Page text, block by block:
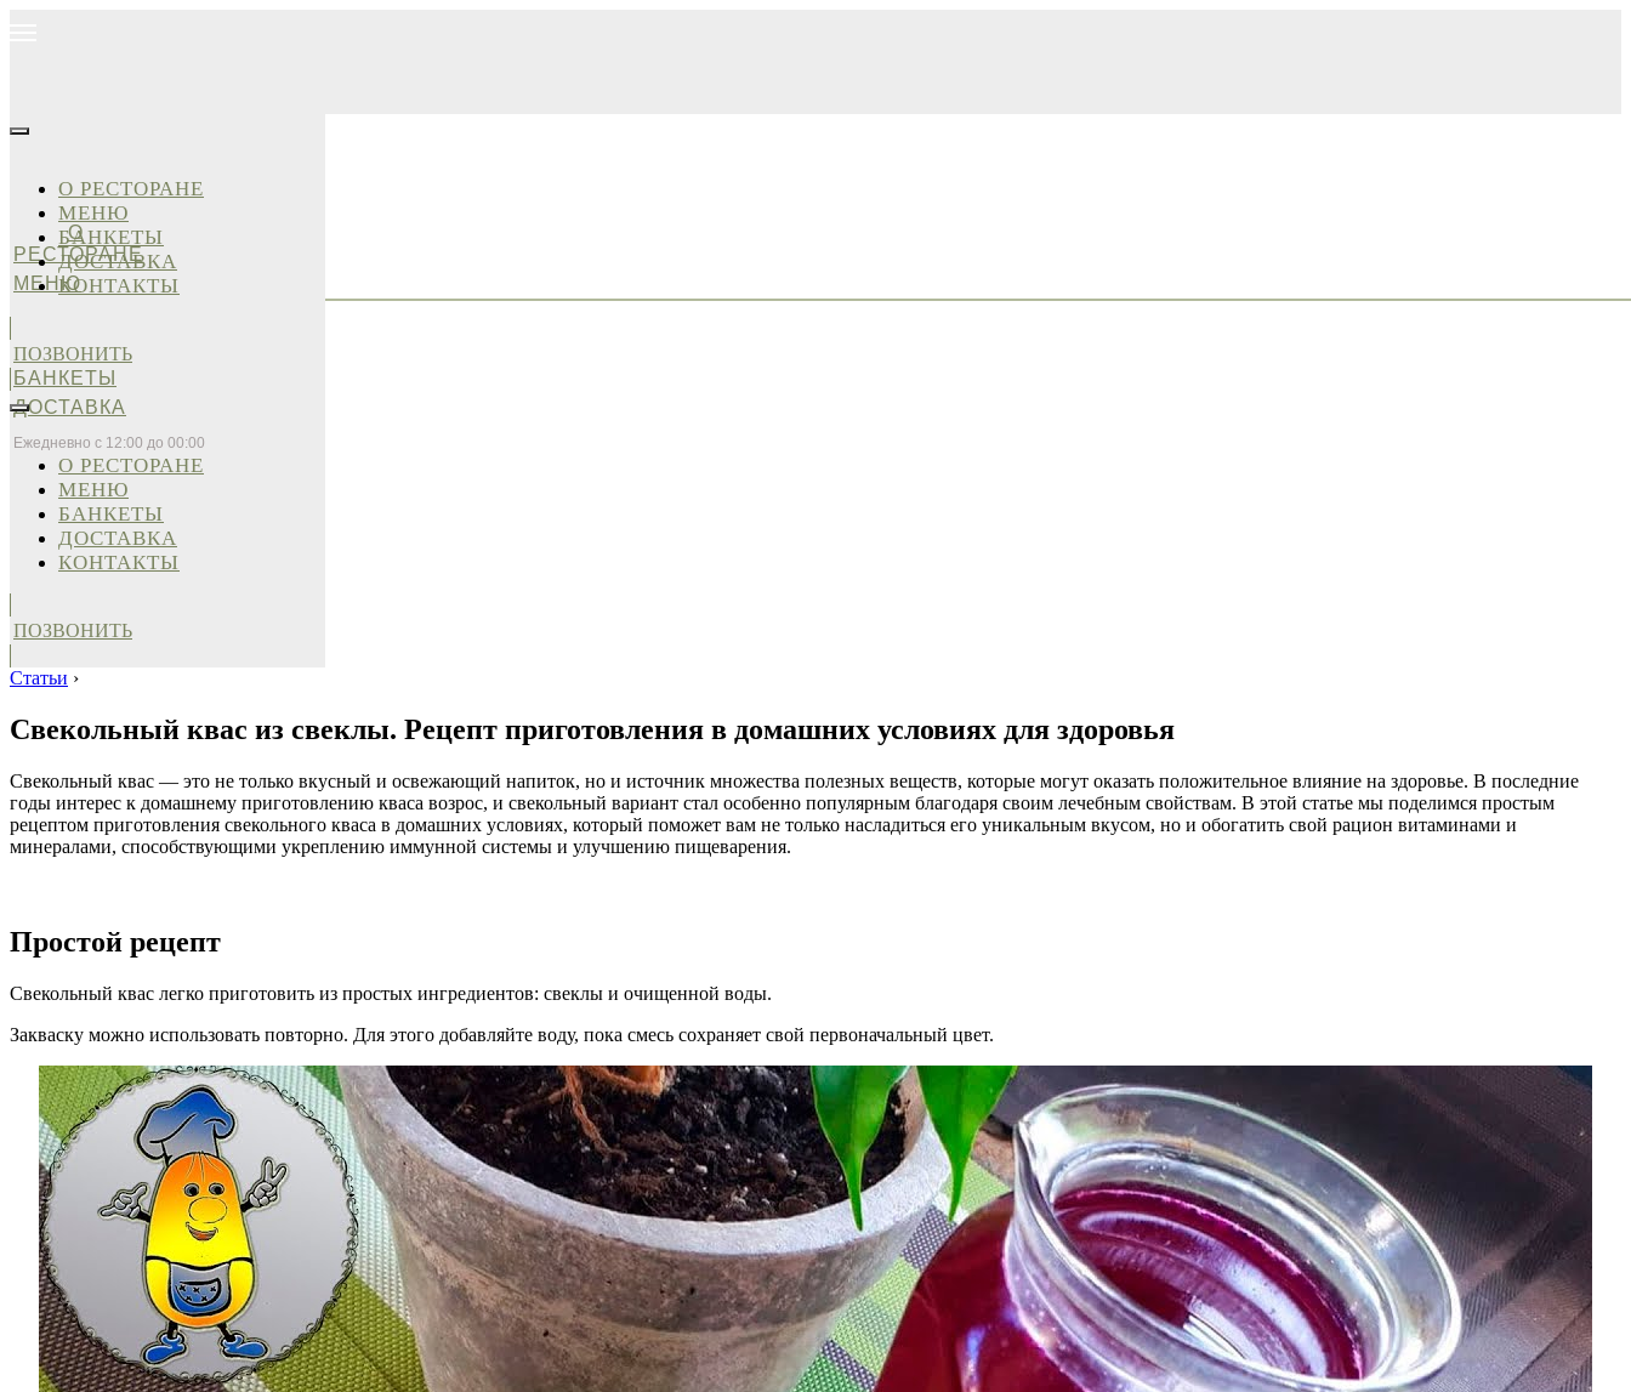
О
РЕСТОРАНЕ
МЕНЮ
БАНКЕТЫ
ДОСТАВКА
Ежедневно с 12:00 до 00:00
О РЕСТОРАНЕ
МЕНЮ
БАНКЕТЫ
ДОСТАВКА
КОНТАКТЫ
ПОЗВОНИТЬ
О РЕСТОРАНЕ
МЕНЮ
БАНКЕТЫ
ДОСТАВКА
КОНТАКТЫ
ПОЗВОНИТЬ
Статьи ›
Свекольный квас из свеклы. Рецепт приготовления в домашних условиях для здоровья
Свекольный квас — это не только вкусный и освежающий напиток, но и источник множества полезных веществ, которые могут оказать положительное влияние на здоровье. В последние
годы интерес к домашнему приготовлению кваса возрос, и свекольный вариант стал особенно популярным благодаря своим лечебным свойствам. В этой статье мы поделимся простым
рецептом приготовления свекольного кваса в домашних условиях, который поможет вам не только насладиться его уникальным вкусом, но и обогатить свой рацион витаминами и
минералами, способствующими укреплению иммунной системы и улучшению пищеварения.
Простой рецепт
Свекольный квас легко приготовить из простых ингредиентов: свеклы и очищенной воды.
Закваску можно использовать повторно. Для этого добавляйте воду, пока смесь сохраняет свой первоначальный цвет.